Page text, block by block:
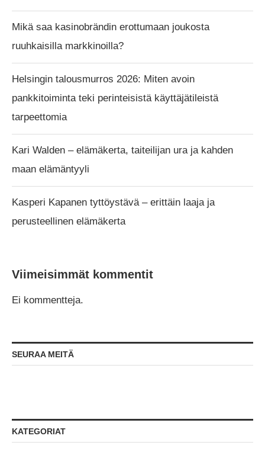
Mikä saa kasinobrändin erottumaan joukosta
ruuhkaisilla markkinoilla?
Helsingin talousmurros 2026: Miten avoin
pankkitoiminta teki perinteisistä käyttäjätileistä
tarpeettomia
Kari Walden – elämäkerta, taiteilijan ura ja kahden
maan elämäntyyli
Kasperi Kapanen tyttöystävä – erittäin laaja ja
perusteellinen elämäkerta
Viimeisimmät kommentit
Ei kommentteja.
SEURAA MEITÄ
KATEGORIAT